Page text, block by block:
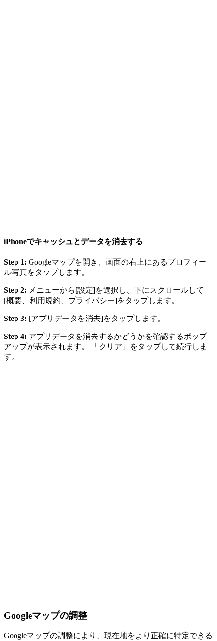
iPhoneでキャッシュとデータを消去する
Step 1: Googleマップを開き、画面の右上にあるプロフィー
ル写真をタップします。
Step 2: メニューから[設定]を選択し、下にスクロールして
[概要、利用規約、プライバシー]をタップします。
Step 3: [アプリデータを消去]をタップします。
Step 4: アプリデータを消去するかどうかを確認するポップ
アップが表示されます。 「クリア」をタップして続行しま
す。
Googleマップの調整
Googleマップの調整により、現在地をより正確に特定できる